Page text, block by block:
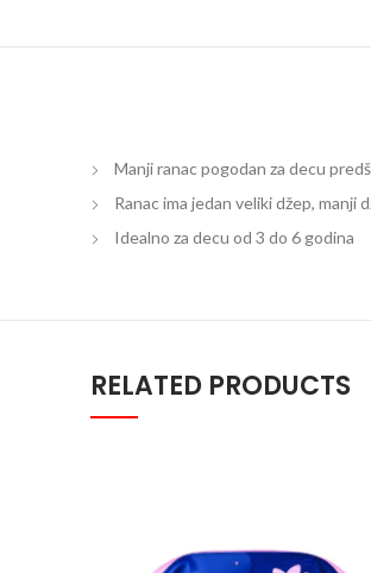
Manji ranac pogodan za decu
Ranac ima jedan veliki džep, manji
Idealno za decu od 3 do 6 godina
RELATED PRODUCTS
SEVEN